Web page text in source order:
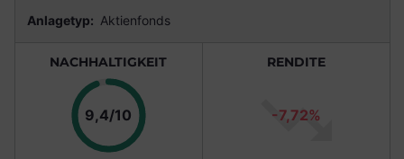
Anlagetyp: Aktienfonds
NACHHALTIGKEIT
9,4/10 Punkte
RENDITE
-7,72%